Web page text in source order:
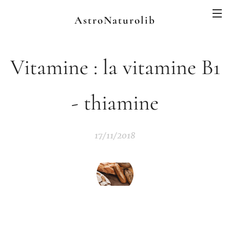
AstroNaturolib
Vitamine : la vitamine B1
- thiamine
17/11/2018